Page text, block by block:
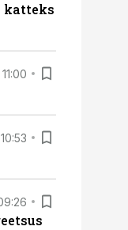
katteks